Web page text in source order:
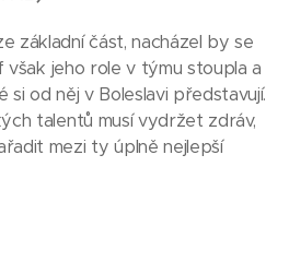
základní část, nacházel by se
jeho role v týmu stoupla a
od něj v Boleslavi představují.
talentů musí vydržet zdráv,
mezi ty úplně nejlepší